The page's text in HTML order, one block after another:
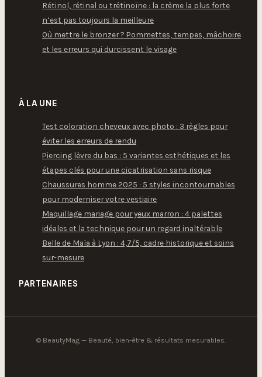
Rétinol, rétinal ou trétinoïne : la crème la plus forte
n’est pas toujours la meilleure
Où mettre le bronzer ? Pommettes, tempes, mâchoire
et les erreurs qui durcissent le visage
À LA UNE
Test coloration cheveux avec photo : 3 règles pour
éviter les erreurs de rendu
Piercing lèvre du bas : 5 variantes esthétiques et les
étapes clés pour une cicatrisation sans risque
Chaussures homme 2025 : 5 styles incontournables
pour moderniser votre vestiaire
Maquillage mariage pour yeux marron : 4 palettes
idéales et la technique pour un regard inaltérable
Belle de Maïa à Lyon : 4,7/5, cadre historique et soins
sur-mesure
PARTENAIRES
© BeautyMag — Beauté, bien-être & résultats mesurables.